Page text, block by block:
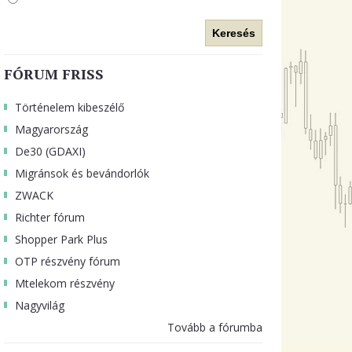
Keresés
FÓRUM FRISS
Történelem kibeszélő
Magyarország
De30 (GDAXI)
Migránsok és bevándorlók
ZWACK
Richter fórum
Shopper Park Plus
OTP részvény fórum
Mtelekom részvény
Nagyvilág
Tovább a fórumba